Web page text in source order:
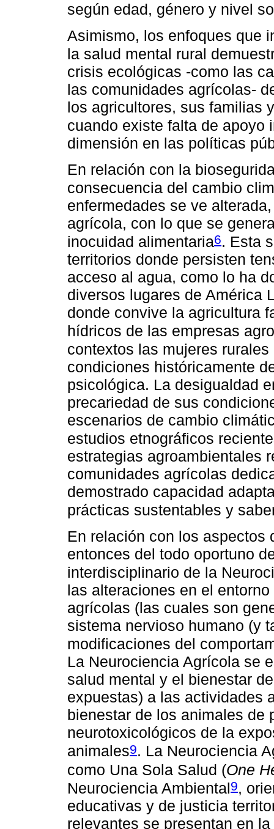
según edad, género y nivel
Asimismo, los enfoques que
la salud mental rural
crisis ecológicas -como las
las comunidades agrícolas-
los agricultores, sus familias
cuando existe falta de apoyo
dimensión en las políticas
En relación con la
consecuencia del cambio
enfermedades se ve
agrícola, con lo que se
inocuidad alimentaria6. Esta
territorios donde persisten
acceso al agua, como lo ha
diversos lugares de América
donde convive la agricultura
hídricos de las empresas
contextos las mujeres
condiciones históricamente
psicológica. La desigualdad
precariedad de sus
escenarios de cambio
estudios etnográficos
estrategias agroambientales
comunidades agrícolas
demostrado capacidad
prácticas sustentables y
En relación con los aspectos
entonces del todo oportuno
interdisciplinario de la
las alteraciones en el
agrícolas (las cuales son
sistema nervioso humano (y
modificaciones del
La Neurociencia Agrícola se
salud mental y el bienestar
expuestas) a las actividades
bienestar de los animales de
neurotoxicológicos de la
animales9. La Neurociencia
como Una Sola Salud (One
Neurociencia Ambiental9,
educativas y de justicia
relevantes se presentan en la